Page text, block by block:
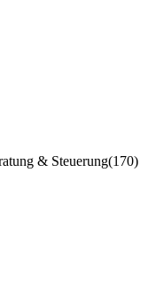
& Steuerung(170)